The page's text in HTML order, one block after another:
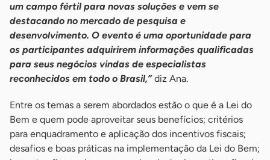
um campo fértil para novas soluções e vem se
destacando no mercado de pesquisa e
desenvolvimento. O evento é uma oportunidade para
os participantes adquirirem informações qualificadas
para seus negócios vindas de especialistas
reconhecidos em todo o Brasil,”diz Ana.
Entre os temas a serem abordados estão o que é a Lei do
Bem e quem pode aproveitar seus benefícios; critérios
para enquadramento e aplicação dos incentivos fiscais;
desafios e boas práticas na implementação da Lei do Bem;